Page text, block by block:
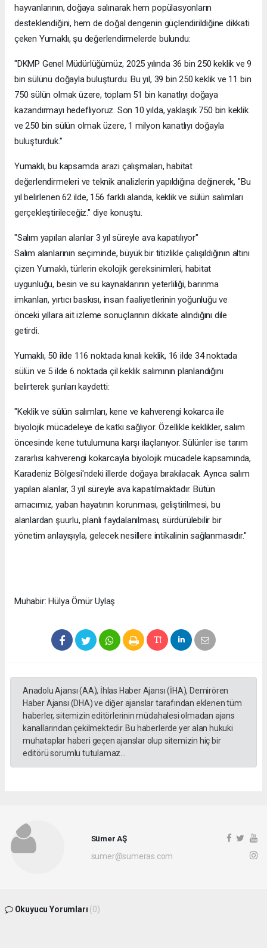
hayvanlarının, doğaya salınarak hem popülasyonların
desteklendiğini, hem de doğal dengenin güçlendirildiğine dikkati
çeken Yumaklı, şu değerlendirmelerde bulundu:
"DKMP Genel Müdürlüğümüz, 2025 yılında 36 bin 250 keklik ve 9
bin sülünü doğayla buluşturdu. Bu yıl, 39 bin 250 keklik ve 11 bin
750 sülün olmak üzere, toplam 51 bin kanatlıyı doğaya
kazandırmayı hedefliyoruz. Son 10 yılda, yaklaşık 750 bin keklik
ve 250 bin sülün olmak üzere, 1 milyon kanatlıyı doğayla
buluşturduk."
Yumaklı, bu kapsamda arazi çalışmaları, habitat
değerlendirmeleri ve teknik analizlerin yapıldığına değinerek, "Bu
yıl belirlenen 62 ilde, 156 farklı alanda, keklik ve sülün salımları
gerçekleştirileceğiz." diye konuştu.
"Salım yapılan alanlar 3 yıl süreyle ava kapatılıyor"
Salım alanlarının seçiminde, büyük bir titizlikle çalışıldığının altını
çizen Yumaklı, türlerin ekolojik gereksinimleri, habitat
uygunluğu, besin ve su kaynaklarının yeterliliği, barınma
imkanları, yırtıcı baskısı, insan faaliyetlerinin yoğunluğu ve
önceki yıllara ait izleme sonuçlarının dikkate alındığını dile
getirdi.
Yumaklı, 50 ilde 116 noktada kınalı keklik, 16 ilde 34 noktada
sülün ve 5 ilde 6 noktada çil keklik salımının planlandığını
belirterek şunları kaydetti:
"Keklik ve sülün salımları, kene ve kahverengi kokarca ile
biyolojik mücadeleye de katkı sağlıyor. Özellikle keklikler, salım
öncesinde kene tutulumuna karşı ilaçlanıyor. Sülünler ise tarım
zararlısı kahverengi kokarcayla biyolojik mücadele kapsamında,
Karadeniz Bölgesi'ndeki illerde doğaya bırakılacak. Ayrıca salım
yapılan alanlar, 3 yıl süreyle ava kapatılmaktadır. Bütün
amacımız, yaban hayatının korunması, geliştirilmesi, bu
alanlardan şuurlu, planlı faydalanılması, sürdürülebilir bir
yönetim anlayışıyla, gelecek nesillere intikalinin sağlanmasıdır."
Muhabir: Hülya Ömür Uylaş
Anadolu Ajansı (AA), İhlas Haber Ajansı (İHA), Demirören
Haber Ajansı (DHA) ve diğer ajanslar tarafından eklenen tüm
haberler, sitemizin editörlerinin müdahalesi olmadan ajans
kanallarından çekilmektedir. Bu haberlerde yer alan hukuki
muhataplar haberi geçen ajanslar olup sitemizin hiç bir
editörü sorumlu tutulamaz...
Sümer AŞ
sumer@sumeras.com
Okuyucu Yorumları (0)